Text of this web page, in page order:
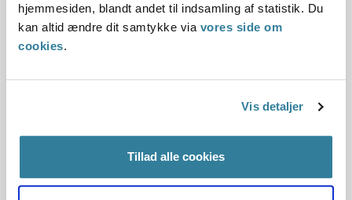
hjemmesiden, blandt andet til indsamling af statistik. Du
kan altid ændre dit samtykke via vores side om
cookies.
Vis detaljer
Tillad alle cookies
Kommunen kan i væsentlighedsvurderingen inddrage
lægelige oplysninger om eventuelle bivirkninger af det
allerede bevilgede injektions- og testmateriale. Dette kan
blodsukkermålinger, enten på grund af meget svingende
Det forhold, at borger oplyser fx at
glukosemålingssystemet er mere hensigtsmæssigt og